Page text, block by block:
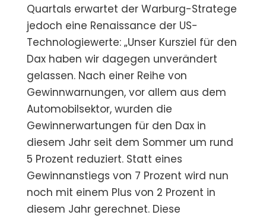
Quartals erwartet der Warburg-Stratege
jedoch eine Renaissance der US-
Technologiewerte: „Unser Kursziel für den
Dax haben wir dagegen unverändert
gelassen. Nach einer Reihe von
Gewinnwarnungen, vor allem aus dem
Automobilsektor, wurden die
Gewinnerwartungen für den Dax in
diesem Jahr seit dem Sommer um rund
5 Prozent reduziert. Statt eines
Gewinnanstiegs von 7 Prozent wird nun
noch mit einem Plus von 2 Prozent in
diesem Jahr gerechnet. Diese